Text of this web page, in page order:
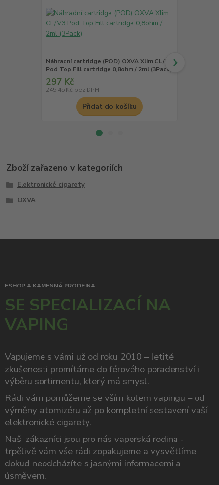
Náhradní cartridge (POD) OXVA Xlim CL/V3
Pod Top Fill cartridge 0,8ohm / 2ml (3Pack)
297 Kč
245,45 Kč bez DPH
Přidat do košíku
Zboží zařazeno v kategoriích
Elektronické cigarety
OXVA
ESHOP A KAMENNÁ PRODEJNA
SE SPECIALIZACÍ NA
VAPING
Vapujeme s vámi už od roku 2010 – letité
zkušenosti promítáme do férového poradenství i
výběru sortimentu, který má smysl.
Rádi vám pomůžeme se vším kolem vapingu – od
výměny atomizéru až po kompletní sestavení vaší
elektronické cigarety.
Naši zákazníci jsou pro nás vaperská rodina -
trpělivě vám vše rádi zopakujeme a vysvětlíme,
dokud neodcházíte s jasnými informacemi a
úsměvem.